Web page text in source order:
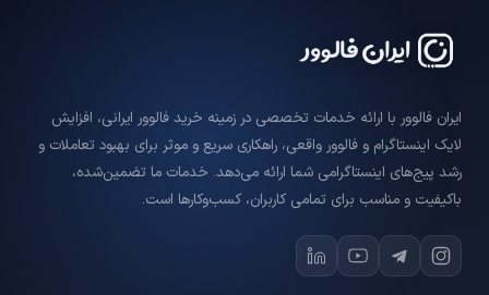
ایران فالوور با ارائه خدمات تخصصی در زمینه خرید فالوور ایرانی، افزایش
لایک اینستاگرام و فالوور واقعی، راهکاری سریع و موثر برای بهبود تعاملات و
رشد پیج‌های اینستاگرامی شما ارائه می‌دهد. خدمات ما تضمین‌شده،
باکیفیت و مناسب برای تمامی کاربران، کسب‌وکارها است.